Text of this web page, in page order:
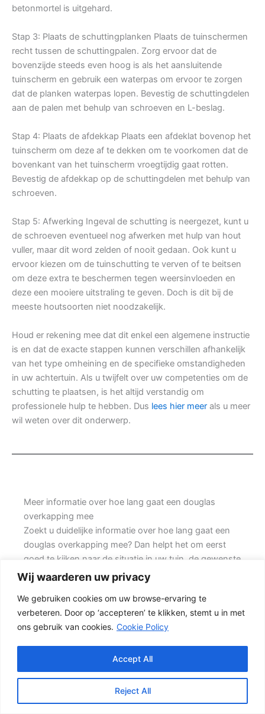
Wij waarderen uw privacy
We gebruiken cookies om uw browse-ervaring te
verbeteren. Door op ‘accepteren’ te klikken, stemt u in met
ons gebruik van cookies. Cookie Policy
Reject All
Accept All
betonmortel is uitgehard.
Stap 3: Plaats de schuttingplanken Plaats de tuinschermen
recht tussen de schuttingpalen. Zorg ervoor dat de
bovenzijde steeds even hoog is als het aansluitende
tuinscherm en gebruik een waterpas om ervoor te zorgen
dat de planken waterpas lopen. Bevestig de schuttingdelen
aan de palen met behulp van schroeven en L-beslag.
Stap 4: Plaats de afdekkap Plaats een afdeklat bovenop het
tuinscherm om deze af te dekken om te voorkomen dat de
bovenkant van het tuinscherm vroegtijdig gaat rotten.
Bevestig de afdekkap op de schuttingdelen met behulp van
schroeven.
Stap 5: Afwerking Ingeval de schutting is neergezet, kunt u
de schroeven eventueel nog afwerken met hulp van hout
vuller, maar dit word zelden of nooit gedaan. Ook kunt u
ervoor kiezen om de tuinschutting te verven of te beitsen
om deze extra te beschermen tegen weersinvloeden en
deze een mooiere uitstraling te geven. Doch is dit bij de
meeste houtsoorten niet noodzakelijk.
Houd er rekening mee dat dit enkel een algemene instructie
is en dat de exacte stappen kunnen verschillen afhankelijk
van het type omheining en de specifieke omstandigheden
in uw achtertuin. Als u twijfelt over uw competenties om de
schutting te plaatsen, is het altijd verstandig om
professionele hulp te hebben. Dus lees hier meer als u meer
wil weten over dit onderwerp.
Meer informatie over hoe lang gaat een douglas
overkapping mee
Zoekt u duidelijke informatie over hoe lang gaat een
douglas overkapping mee? Dan helpt het om eerst
goed te kijken naar de situatie in uw tuin, de gewenste
uitstraling en de mate van onderhoud die u acceptabel
woningen en denkt mee over een
onderhoudsvriendelijke oplossing.
Een nette tuinafscheiding vraagt om meer dan alleen
een paar schermen en palen. Wilt u vooral privacy,
dan is een dichte schutting meestal de beste keuze.
Daarbij spelen ook zaken mee zoals windbelasting,
hoogteverschillen, grondsoort, erfgrens en de